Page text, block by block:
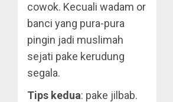
cowok. Kecuali wadam or
banci yang pura-pura
pingin jadi muslimah
sejati pake kerudung
segala.
Tips kedua: pake jilbab.